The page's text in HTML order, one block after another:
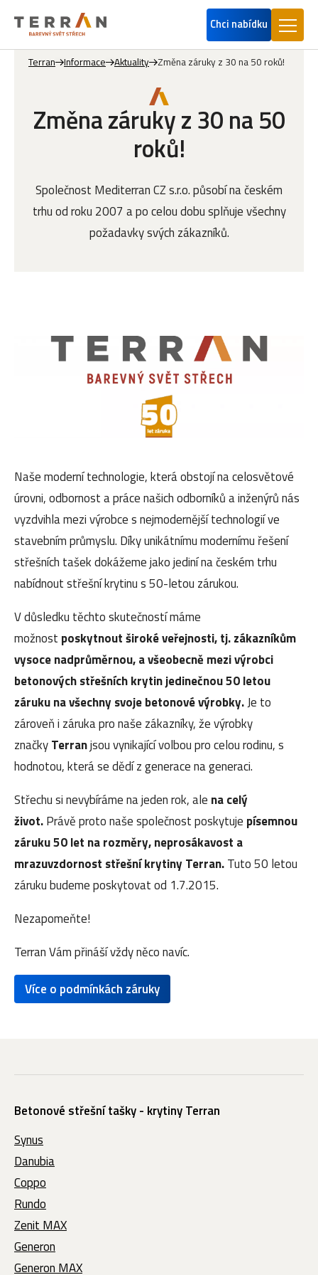
Chci nabídku
Terran Informace Aktuality Změna záruky z 30 na 50 roků!
Změna záruky z 30 na 50
roků!
Společnost Mediterran CZ s.r.o. působí na českém
trhu od roku 2007 a po celou dobu splňuje všechny
požadavky svých zákazníků.
Naše moderní technologie, která obstojí na celosvětové
úrovni, odbornost a práce našich odborníků a inženýrů nás
vyzdvihla mezi výrobce s nejmodernější technologií ve
stavebním průmyslu. Díky unikátnímu modernímu řešení
střešních tašek dokážeme jako jediní na českém trhu
nabídnout střešní krytinu s 50-letou zárukou.
V důsledku těchto skutečností máme
možnost poskytnout široké veřejnosti, tj. zákazníkům
vysoce nadprůměrnou, a všeobecně mezi výrobci
betonových střešních krytin jedinečnou 50 letou
záruku na všechny svoje betonové výrobky.Je to
zároveň i záruka pro naše zákazníky, že výrobky
značkyTerranjsou vynikající volbou pro celou rodinu, s
hodnotou, která se dědí z generace na generaci.
Střechu si nevybíráme na jeden rok, ale na celý
život.Právě proto naše společnost poskytuje písemnou
záruku 50 let na rozměry, neprosákavost a
mrazuvzdornost střešní krytiny Terran.Tuto 50 letou
záruku budeme poskytovat od 1.7.2015.
Nezapomeňte!
Terran Vám přináší vždy něco navíc.
Více o podmínkách záruky
Betonové střešní tašky - krytiny Terran
Synus
Danubia
Coppo
Rundo
Zenit MAX
Generon
Generon MAX